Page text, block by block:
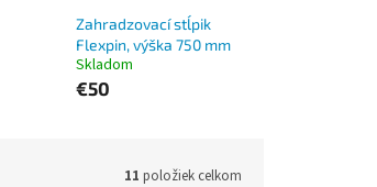
Zahradzovací stĺpik
Flexpin, výška 750 mm
Skladom
€50
11 položiek celkom